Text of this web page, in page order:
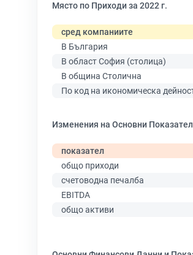
Място по Приходи за 2022 г.
сред компаниите
В България
В област София (столица)
В община Столична
По код на икономическа
Изменения на Основни
показател
общо приходи
счетоводна печалба
EBITDA
общо активи